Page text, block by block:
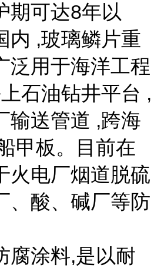
期可达8年以
内 ,玻璃鳞片重
泛用于海洋工程
石油钻井平台 ,
输送管道 ,跨海
甲板。目前在
火电厂烟道脱硫
、酸、碱厂等防
腐涂料,是以耐